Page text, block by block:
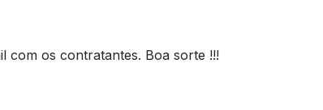
com os contratantes. Boa sorte !!!